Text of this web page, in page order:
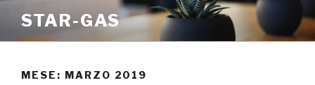
contenuto
STAR-GAS
MESE: MARZO 2019